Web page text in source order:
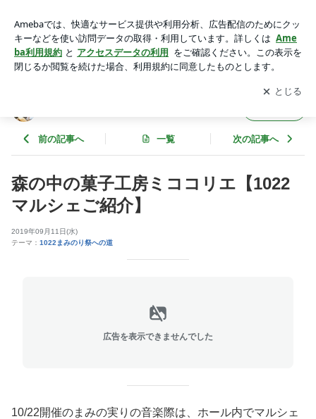
うまみ★畑中摩美の日々の楽しみ★
アプリをダウンロードして ブログの更新通知
を受け取りまし
ょう。
開く
前の記事へ 一覧 次の記事へ
森の中の菓子工房ミココリエ【1022
マルシェご紹介】
2019年09月11日(水)
テーマ： 1022まみのり祭への道
広告を表示できませんでした
10/22開催のまみの実りの音楽際は、ホール内でマルシェ